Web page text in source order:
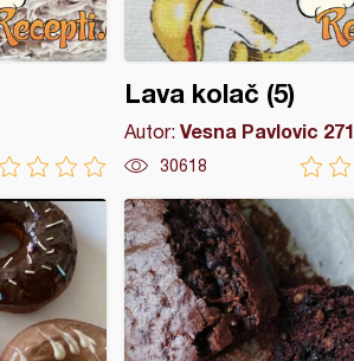
Lava kolač (5)
Autor:Vesna Pavlovic 271
30618